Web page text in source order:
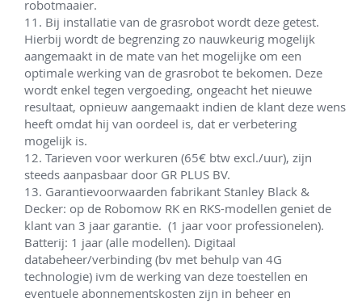
robotmaaier.
11. Bij installatie van de grasrobot wordt deze getest.
Hierbij wordt de begrenzing zo nauwkeurig mogelijk
aangemaakt in de mate van het mogelijke om een
optimale werking van de grasrobot te bekomen. Deze
wordt enkel tegen vergoeding, ongeacht het nieuwe
resultaat, opnieuw aangemaakt indien de klant deze wens
heeft omdat hij van oordeel is, dat er verbetering
mogelijk is.
12. Tarieven voor werkuren (65€ btw excl./uur), zijn
steeds aanpasbaar door GR PLUS BV.
13. Garantievoorwaarden fabrikant Stanley Black &
Decker: op de Robomow RK en RKS-modellen geniet de
klant van 3 jaar garantie.  (1 jaar voor professionelen).
Batterij: 1 jaar (alle modellen). Digitaal
databeheer/verbinding (bv met behulp van 4G
technologie) ivm de werking van deze toestellen en
eventuele abonnementskosten zijn in beheer en